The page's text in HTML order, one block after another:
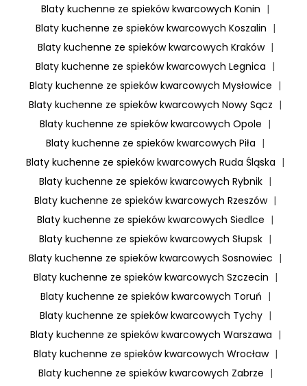
Blaty kuchenne ze spieków kwarcowych Konin |
Blaty kuchenne ze spieków kwarcowych Koszalin |
Blaty kuchenne ze spieków kwarcowych Kraków |
Blaty kuchenne ze spieków kwarcowych Legnica |
Blaty kuchenne ze spieków kwarcowych Mysłowice |
Blaty kuchenne ze spieków kwarcowych Nowy Sącz |
Blaty kuchenne ze spieków kwarcowych Opole |
Blaty kuchenne ze spieków kwarcowych Piła |
Blaty kuchenne ze spieków kwarcowych Ruda Śląska |
Blaty kuchenne ze spieków kwarcowych Rybnik |
Blaty kuchenne ze spieków kwarcowych Rzeszów |
Blaty kuchenne ze spieków kwarcowych Siedlce |
Blaty kuchenne ze spieków kwarcowych Słupsk |
Blaty kuchenne ze spieków kwarcowych Sosnowiec |
Blaty kuchenne ze spieków kwarcowych Szczecin |
Blaty kuchenne ze spieków kwarcowych Toruń |
Blaty kuchenne ze spieków kwarcowych Tychy |
Blaty kuchenne ze spieków kwarcowych Warszawa |
Blaty kuchenne ze spieków kwarcowych Wrocław |
Blaty kuchenne ze spieków kwarcowych Zabrze |